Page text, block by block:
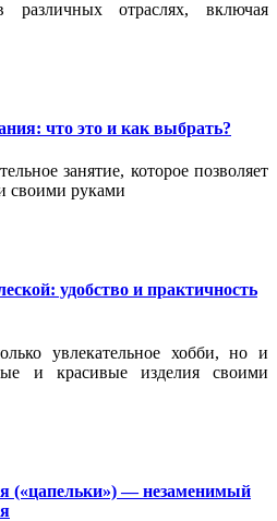
различных отраслях, включая
что это и как выбрать?
занятие, которое позволяет
своими руками
удобство и практичность
увлекательное хобби, но и
и красивые изделия своими
— незаменимый